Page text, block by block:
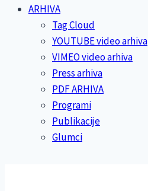
ARHIVA
Tag Cloud
YOUTUBE video arhiva
VIMEO video arhiva
Press arhiva
PDF ARHIVA
Programi
Publikacije
Glumci